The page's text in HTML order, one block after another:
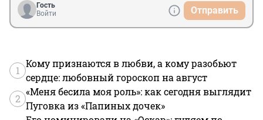
Гость
Войти
Отправить
1
Кому признаются в любви, а кому разобьют
сердце: любовный гороскоп на август
2
«Меня бесила моя роль»: как сегодня выглядит
Пуговка из «Папиных дочек»